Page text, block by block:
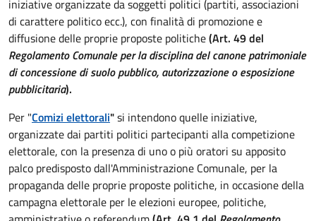
iniziative organizzate da soggetti politici (partiti, associazioni
di carattere politico ecc.), con finalità di promozione e
diffusione delle proprie proposte politiche(Art. 49 del
Regolamento Comunale per la disciplina del canone patrimoniale
di concessione di suolo pubblico, autorizzazione o esposizione
pubblicitaria).
Per "Comizi elettorali"si intendono quelle iniziative,
organizzate dai partiti politici partecipanti alla competizione
elettorale, con la presenza di uno o più oratori su apposito
palco predisposto dall'Amministrazione Comunale, per la
propaganda delle proprie proposte politiche, in occasione della
campagna elettorale per le elezioni europee, politiche,